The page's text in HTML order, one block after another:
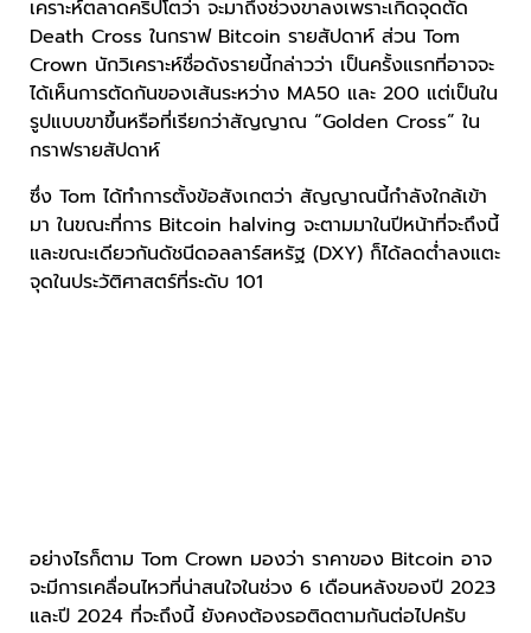
เคราะห์ตลาดคริปโตว่า จะมาถึงช่วงขาลงเพราะเกิดจุดตัด
Death Cross ในกราฟ Bitcoin รายสัปดาห์ ส่วน Tom
Crown นักวิเคราะห์ชื่อดังรายนี้กล่าวว่า เป็นครั้งแรกที่อาจจะ
ได้เห็นการตัดกันของเส้นระหว่าง MA50 และ 200 แต่เป็นใน
รูปแบบขาขึ้นหรือที่เรียกว่าสัญญาณ “Golden Cross” ใน
กราฟรายสัปดาห์
ซึ่ง Tom ได้ทำการตั้งข้อสังเกตว่า สัญญาณนี้กำลังใกล้เข้า
มา ในขณะที่การ Bitcoin halving จะตามมาในปีหน้าที่จะถึงนี้
และขณะเดียวกันดัชนีดอลลาร์สหรัฐ (DXY) ก็ได้ลดต่ำลงแตะ
จุดในประวัติศาสตร์ที่ระดับ 101
อย่างไรก็ตาม Tom Crown มองว่า ราคาของ Bitcoin อาจ
จะมีการเคลื่อนไหวที่น่าสนใจในช่วง 6 เดือนหลังของปี 2023
และปี 2024 ที่จะถึงนี้ ยังคงต้องรอติดตามกันต่อไปครับ